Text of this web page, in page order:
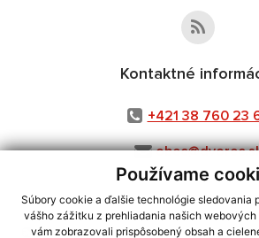
Používame
Súbory cookie a ďalšie technológie sledovania
vášho zážitku z prehliadania našich webových
vám zobrazovali prispôsobený obsah a
Kontaktné
+421 38 760 23
využite možnosť získavania aktuálnych